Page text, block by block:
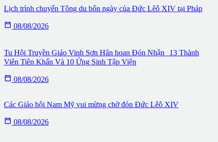
Lịch trình chuyến Tông du bốn ngày của Đức Lêô XIV tại Pháp
 08/08/2026
Tu Hội Truyền Giáo Vinh Sơn Hân hoan Đón Nhận 13 Thành
Viên Tiên Khấn Và 10 Ứng Sinh Tập Viện
 08/08/2026
Các Giáo hội Nam Mỹ vui mừng chờ đón Đức Lêô XIV
 08/08/2026